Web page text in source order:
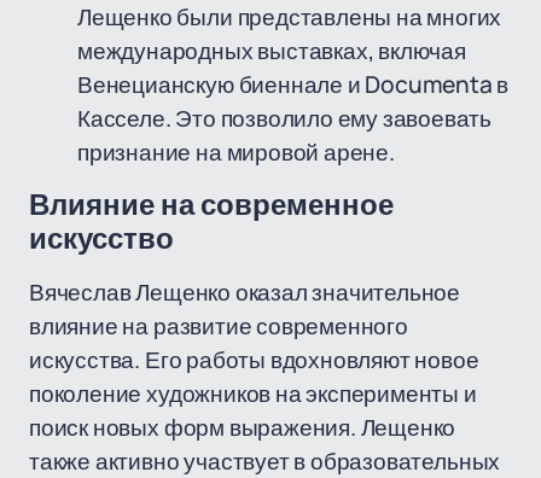
Лещенко были представлены на многих
международных выставках, включая
Венецианскую биеннале и Documenta в
Касселе. Это позволило ему завоевать
признание на мировой арене.
Влияние на современное
искусство
Вячеслав Лещенко оказал значительное
влияние на развитие современного
искусства. Его работы вдохновляют новое
поколение художников на эксперименты и
поиск новых форм выражения. Лещенко
также активно участвует в образовательных